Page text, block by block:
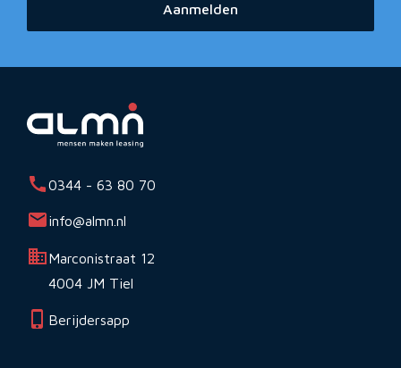
Aanmelden
0344 - 63 80 70
info@almn.nl
Marconistraat 12
4004 JM Tiel
Berijdersapp